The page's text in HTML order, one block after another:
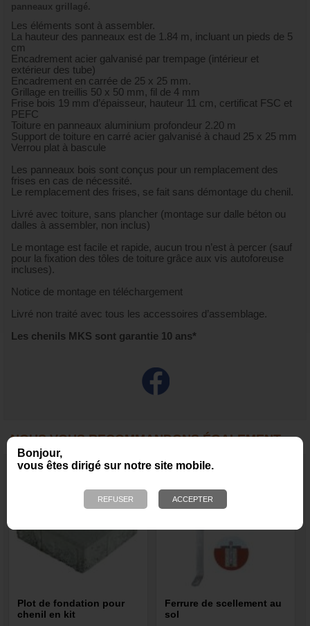
Bonjour,
vous êtes dirigé sur notre site mobile.
panneaux grillagé.
Les éléments sont à assembler.
La hauteur des panneaux est de 1.84 m, incluant un pieds de 5
cm
Encadrement acier galvanisé par trempage (intérieur et
extérieur des tube)
Encadrement en carrée de 25 x 25 mm.
Grillage en treillis 50 x 50 mm, fil de 4 mm
Frise bois 19 mm d’épaisseur, hauteur 11 cm, certificat FSC et
PEFC
Toiture en panneaux aluminium profondeur 2.20 m
Support de toiture en carré acier galvanisé à chaud 25 x 25 mm
Verrou plat à bascule
Les panneaux bois sont conçus pour un remplacement des
frises en cas de nécessité.
Le remplacement des frises, se fait sans démontage du chenil.
Livré avec toiture, sans plancher (montage sur dalle béton ou
dalles à assembler, non inclus)
Le montage est facile et rapide, aucun trou n’est à percer (sauf
pour la fixation des tôles de toiture grâce aux vis autoforeuse
incluses).
Notice de montage en téléchargement
Livré non traité avec tous les accessoires d’assemblage.
Les chenils MKS sont garantie 10 ans*
NOUS VOUS RECOMMANDONS ÉGALEMENT
Plot de fondation pour
chenil en kit
Ferrure de scellement au
sol